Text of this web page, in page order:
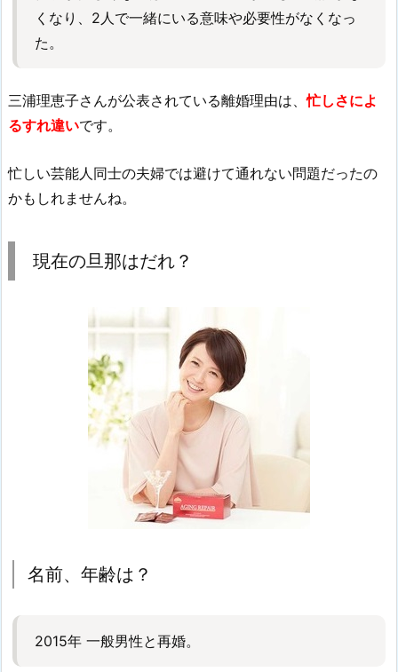
くなり、2人で一緒にいる意味や必要性がなくなっ
た。
三浦理恵子さんが公表されている離婚理由は、忙しさによ
るすれ違いです。
忙しい芸能人同士の夫婦では避けて通れない問題だったの
かもしれませんね。
現在の旦那はだれ？
名前、年齢は？
2015年 一般男性と再婚。